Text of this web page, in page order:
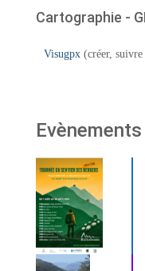
Cartographie -
Visugpx (créer,
Evènements